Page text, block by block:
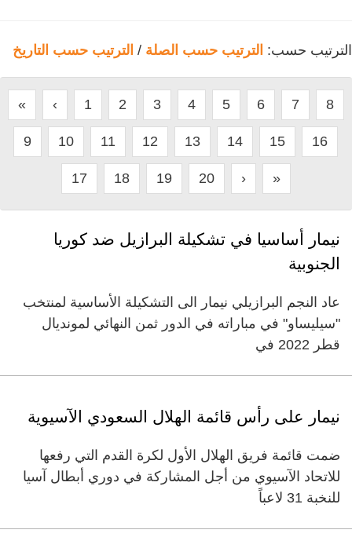
الترتيب حسب: الترتيب حسب الصلة / الترتيب حسب التاريخ
« ‹ 1 2 3 4 5 6 7 8
9 10 11 12 13 14 15 16
17 18 19 20 › »
نيمار أساسيا في تشكيلة البرازيل ضد كوريا
الجنوبية
عاد النجم البرازيلي نيمار الى التشكيلة الأساسية لمنتخب
"سيليساو" في مباراته في الدور ثمن النهائي لمونديال
قطر 2022 في
نيمار على رأس قائمة الهلال السعودي الآسيوية
ضمت قائمة فريق الهلال الأول لكرة القدم التي رفعها
للاتحاد الآسيوي من أجل المشاركة في دوري أبطال آسيا
للنخبة 31 لاعباً